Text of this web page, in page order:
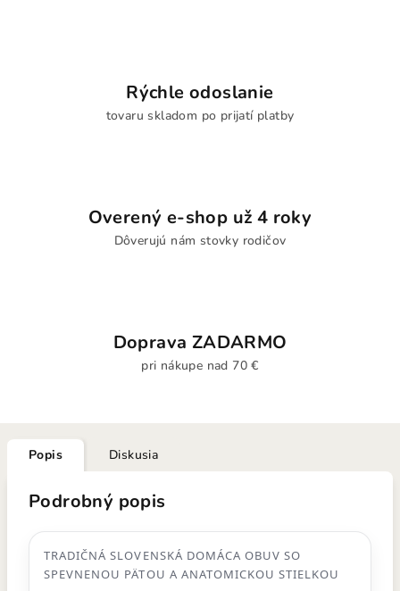
Rýchle odoslanie
tovaru skladom po prijatí platby
Overený e-shop už 4 roky
Dôverujú nám stovky rodičov
Doprava ZADARMO
pri nákupe nad 70 €
Popis Diskusia
Podrobný popis
TRADIČNÁ SLOVENSKÁ DOMÁCA OBUV SO
SPEVNENOU PÄTOU A ANATOMICKOU STIELKOU